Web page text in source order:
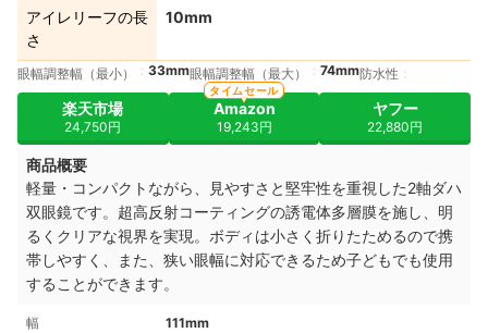
アイレリーフの長
さ
10mm
眼幅調整幅（最小） 33mm眼幅調整幅（最大） 74mm防水性
楽天市場
24,750円
Amazon
19,243円
タイムセール
ヤフー
22,880円
商品概要
軽量・コンパクトながら、見やすさと堅牢性を重視した2軸ダハ
双眼鏡です。超高反射コーティングの誘電体多層膜を施し、明
るくクリアな視界を実現。ボディは小さく折りたためるので携
帯しやすく、また、狭い眼幅に対応できるため子どもでも使用
することができます。
幅 111mm